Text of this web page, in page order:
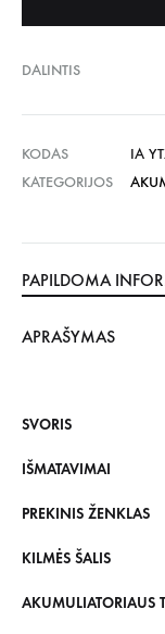
DALINTIS
KODAS
IA
KATEGORIJOS
PAPILDOMA
APRAŠYMAS
SVORIS
IŠMATAVIMAI
PREKINIS ŽENKLAS
KILMĖS ŠALIS
AKUMULIATORIAUS